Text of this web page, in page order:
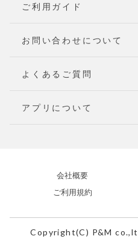
ご利用ガイド
お問い合わせについて
よくあるご質問
アプリについて
会社概要
ご利用規約
Copyright(C) P&M